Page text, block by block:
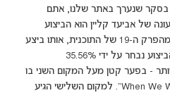
המלאות! צילום מסך - קשת 12 בסקר שנערך באתר שלנו, אתם
של אביעד קליין הוא הביצוע
לשיר "You Are The Reason" מהפרק ה-19 של התוכנית, אותו ביצע
יחד עם המתמודדת נתלי צפר. הביצוע נבחר על ידי 35.56%
- בפער קטן מעל המקום השני בו
דורג הביצוע לשיר "When We Were Young". למקום השלישי הגיע